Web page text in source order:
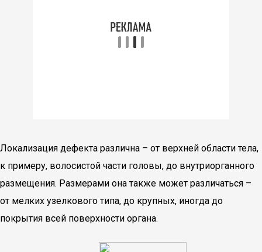
Локализация дефекта различна – от верхней области тела,
к примеру, волосистой части головы, до внутриорганного
размещения. Размерами она также может различаться –
от мелких узелкового типа, до крупных, иногда до
покрытия всей поверхности органа.